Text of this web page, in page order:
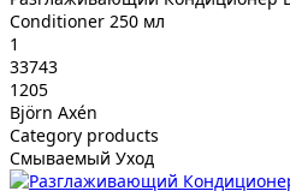
Conditioner 250 мл
1
33743
1205
Björn Axén
Category products
Смываемый Уход